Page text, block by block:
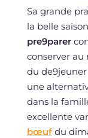
Sa grande
la belle
pre9parer
conserver
du de9jeuner
une
dans la
excellente
bœufdu